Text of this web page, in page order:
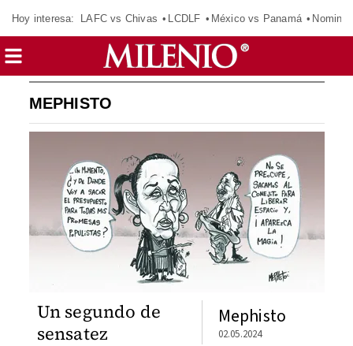
Hoy interesa: LAFC vs Chivas LCDLF México vs Panamá
MEPHISTO
Un segundo de
sensatez
Mephisto
02.05.2024